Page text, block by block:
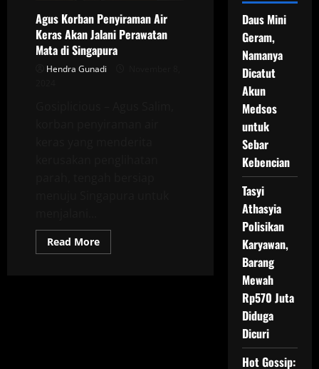
Agus Korban Penyiraman Air
Keras Akan Jalani Perawatan
Mata di Singapura
Hendra Gunadi
Read MoreRead
more
Daus Mini
Geram,
Namanya
Dicatut
Akun
Medsos
untuk
Sebar
Kebencian
Tasyi
Athasyia
Polisikan
Karyawan,
Barang
Mewah
Rp570 Juta
Diduga
Dicuri
Hot Gossip: